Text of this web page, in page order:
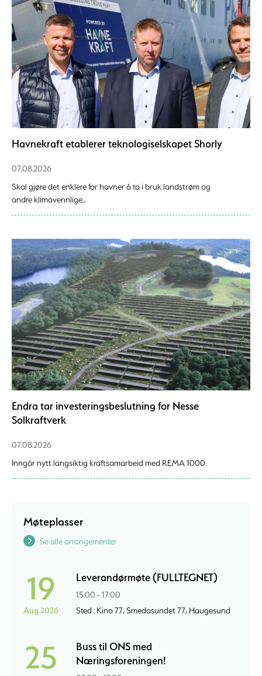
Havnekraft etablerer teknologiselskapet Shorly
07.08.2026
Skal gjøre det enklere for havner å ta i bruk landstrøm og
andre klimavennlige...
Endra tar investeringsbeslutning for Nesse
Solkraftverk
07.08.2026
Inngår nytt langsiktig kraftsamarbeid med REMA 1000.
Møteplasser
Se alle arrangementer
19
Aug 2026
Leverandørmøte (FULLTEGNET)
15:00 - 17:00
Sted : Kino 77, Smedasundet 77, Haugesund
25
Buss til ONS med
Næringsforeningen!